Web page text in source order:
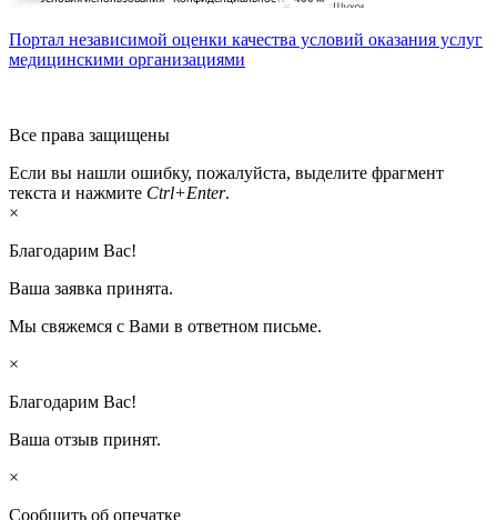
Портал независимой оценки качества условий оказания услуг
медицинскими организациями
Все права защищены
Если вы нашли ошибку, пожалуйста, выделите фрагмент
текста и нажмите Ctrl+Enter.
×
Благодарим Вас!
Ваша заявка принята.
Мы свяжемся с Вами в ответном письме.
×
Благодарим Вас!
Ваша отзыв принят.
×
Сообщить об опечатке